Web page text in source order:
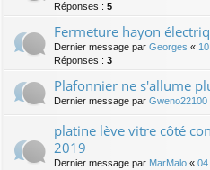
Réponses : 5
Fermeture hayon
Dernier message par Georges «
Réponses : 3
Plafonnier ne s'allume
Dernier message par Gweno22100
platine lève vitre côté
2019
Dernier message par MarMalo « 04